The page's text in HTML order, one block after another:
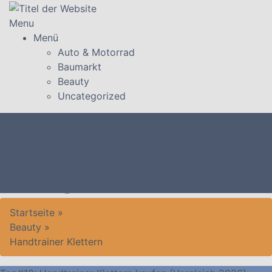
Skip
content
Menu
Menü
Auto & Motorrad
Baumarkt
Beauty
Uncategorized
Startseite »
Beauty »
Handtrainer Klettern